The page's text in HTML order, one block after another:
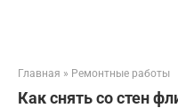
Главная » Ремонтные работы
Как снять со стен